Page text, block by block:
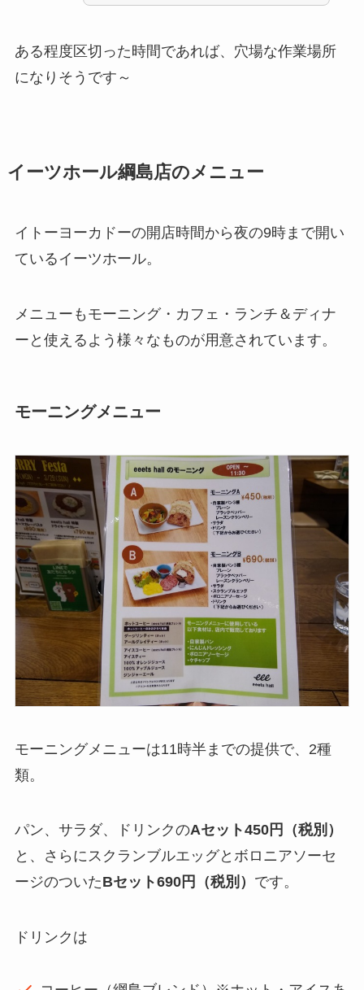
ある程度区切った時間であれば、穴場な作業場所
になりそうです～
イーツホール綱島店のメニュー
イトーヨーカドーの開店時間から夜の9時まで開い
ているイーツホール。
メニューもモーニング・カフェ・ランチ＆ディナ
ーと使えるよう様々なものが用意されています。
モーニングメニュー
モーニングメニューは11時半までの提供で、2種
類。
パン、サラダ、ドリンクのAセット450円（税別）
と、さらにスクランブルエッグとボロニアソーセ
ージのついたBセット690円（税別） です。
ドリンクは